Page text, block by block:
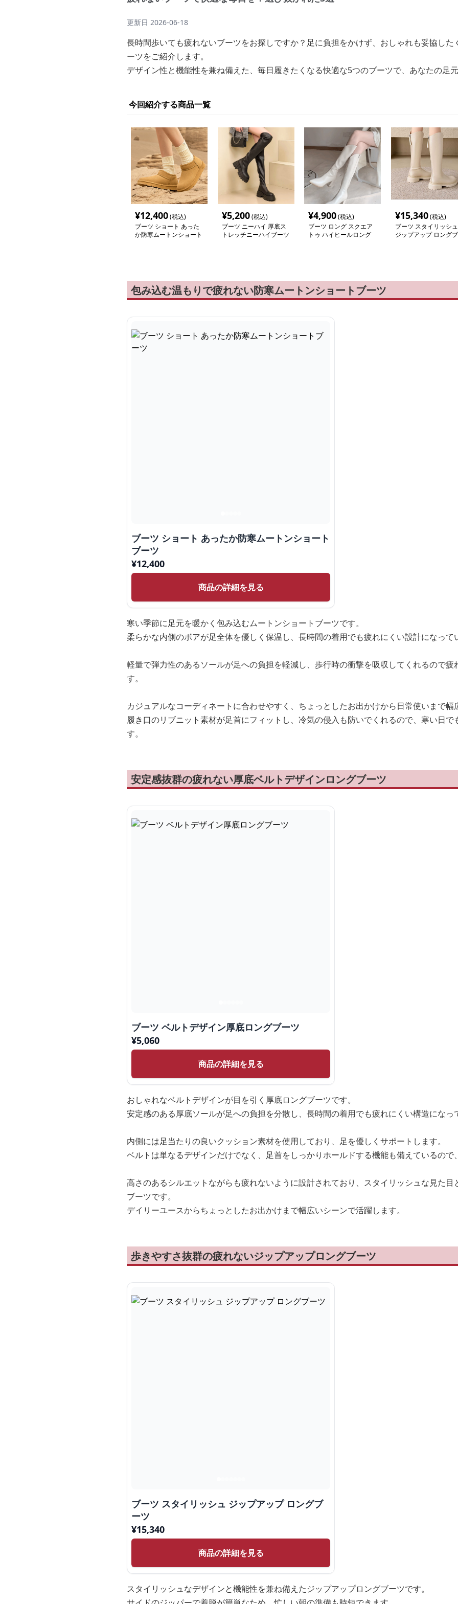
更新日 2026-06-18
長時間歩いても疲れないブーツをお探しですか？足に負担をかけず、おしゃれも妥協し
ーツをご紹介します。
デザイン性と機能性を兼ね備えた、毎日履きたくなる快適な5つのブーツで、あなたの足元
今回紹介する商品一覧
¥12,400(税込)
ブーツ ショート あった
か防寒ムートンショート
¥5,200(税込)
ブーツ ニーハイ 厚底ス
トレッチニーハイブーツ
¥4,900(税込)
ブーツ ロング スクエア
トゥ ハイヒールロング
¥15,340(税込)
ブーツ スタイリッシュ
ジップアップ ロングブ
包み込む温もりで疲れない防寒ムートンショートブーツ
ブーツ ショート あったか防寒ムートンショート
ブーツ
¥12,400
商品の詳細を見る
寒い季節に足元を暖かく包み込むムートンショートブーツです。
柔らかな内側のボアが足全体を優しく保温し、長時間の着用でも疲れにくい設計になって
軽量で弾力性のあるソールが足への負担を軽減し、歩行時の衝撃を吸収してくれるので
す。
カジュアルなコーディネートに合わせやすく、ちょっとしたお出かけから日常使いまで幅
履き口のリブニット素材が足首にフィットし、冷気の侵入も防いでくれるので、寒い日
す。
安定感抜群の疲れない厚底ベルトデザインロングブーツ
ブーツ ベルトデザイン厚底ロングブーツ
¥5,060
商品の詳細を見る
おしゃれなベルトデザインが目を引く厚底ロングブーツです。
安定感のある厚底ソールが足への負担を分散し、長時間の着用でも疲れにくい構造になっ
内側には足当たりの良いクッション素材を使用しており、足を優しくサポートします。
ベルトは単なるデザインだけでなく、足首をしっかりホールドする機能も備えているので
高さのあるシルエットながらも疲れないように設計されており、スタイリッシュな見た目
ブーツです。
デイリーユースからちょっとしたお出かけまで幅広いシーンで活躍します。
歩きやすさ抜群の疲れないジップアップロングブーツ
ブーツ スタイリッシュ ジップアップ ロングブ
ーツ
¥15,340
商品の詳細を見る
スタイリッシュなデザインと機能性を兼ね備えたジップアップロングブーツです。